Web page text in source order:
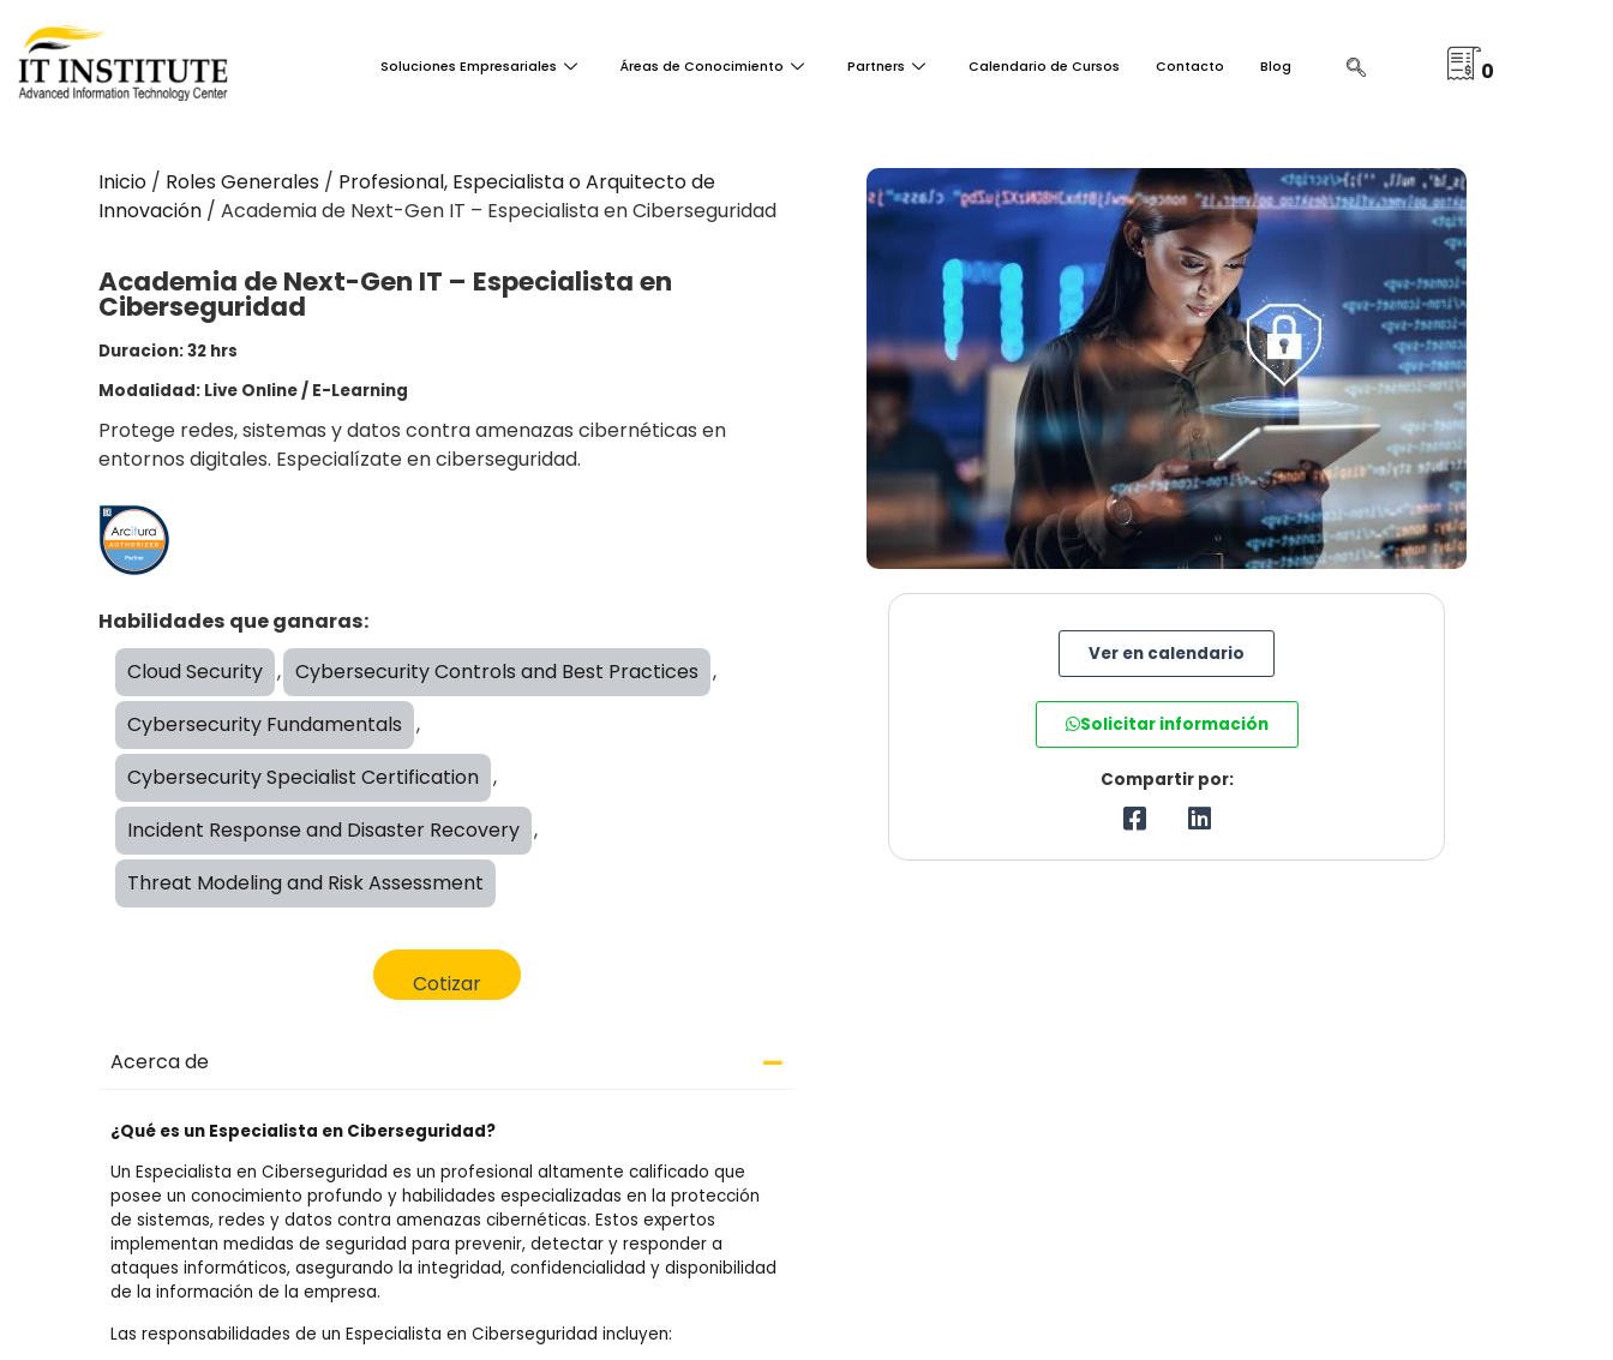
Soluciones Empresariales Áreas de Conocimiento Partners Calendario de Cursos Contacto Blog 0
Inicio / Roles Generales / Profesional, Especialista o Arquitecto de
Innovación / Academia de Next-Gen IT – Especialista en Ciberseguridad
Academia de Next-Gen IT – Especialista en
Ciberseguridad
Duracion: 32 hrs
Modalidad: Live Online / E-Learning
Protege redes, sistemas y datos contra amenazas cibernéticas en
entornos digitales. Especialízate en ciberseguridad.
Habilidades que ganaras:
Cloud Security , Cybersecurity Controls and Best Practices ,
Cybersecurity Fundamentals ,
Cybersecurity Specialist Certification ,
Incident Response and Disaster Recovery ,
Threat Modeling and Risk Assessment
Cotizar
Acerca de
¿Qué es un Especialista en Ciberseguridad?
Un Especialista en Ciberseguridad es un profesional altamente calificado que
posee un conocimiento profundo y habilidades especializadas en la protección
de sistemas, redes y datos contra amenazas cibernéticas. Estos expertos
implementan medidas de seguridad para prevenir, detectar y responder a
ataques informáticos, asegurando la integridad, confidencialidad y disponibilidad
de la información de la empresa.
Las responsabilidades de un Especialista en Ciberseguridad incluyen:
Ver en calendario
Solicitar información
Compartir por: